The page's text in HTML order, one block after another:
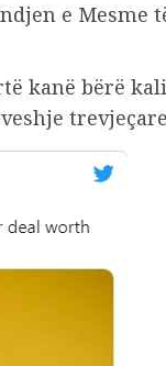
e
kanë bërë